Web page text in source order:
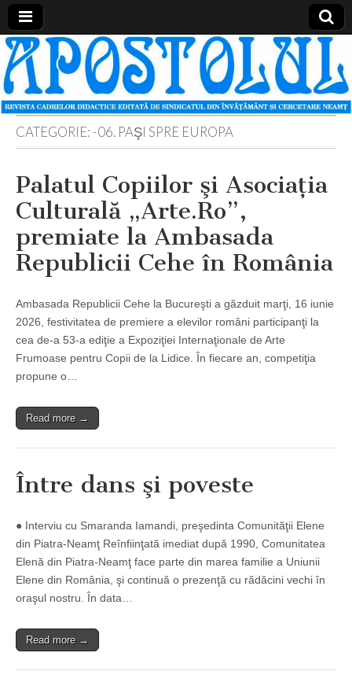
Apostolul
Revista
cadrelor
didactice
din
judetul
Neamt
CATEGORIE: -06. PAŞI SPRE EUROPA
Palatul Copiilor şi Asociaţia
Culturală „Arte.Ro”,
premiate la Ambasada
Republicii Cehe în România
Ambasada Republicii Cehe la Bucureşti a găzduit marţi, 16 iunie
2026, festivitatea de premiere a elevilor români participanţi la
cea de-a 53-a ediţie a Expoziţiei Internaţionale de Arte
Frumoase pentru Copii de la Lidice. În fiecare an, competiţia
propune o…
Read more →
Între dans şi poveste
● Interviu cu Smaranda Iamandi, preşedinta Comunităţii Elene
din Piatra-Neamţ Reînfiinţată imediat după 1990, Comunitatea
Elenă din Piatra-Neamţ face parte din marea familie a Uniunii
Elene din România, şi continuă o prezenţă cu rădăcini vechi în
oraşul nostru. În data…
Read more →